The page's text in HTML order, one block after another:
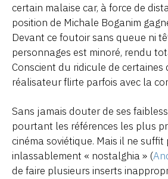
certain malaise car, à force de
position de Michale Boganim
Devant ce foutoir sans queue ni
personnages est minoré, rendu
Conscient du ridicule de certaines
réalisateur flirte parfois avec la
Sans jamais douter de ses
pourtant les références les plus
cinéma soviétique. Mais il ne
inlassablement « nostalghia » (
de faire plusieurs inserts